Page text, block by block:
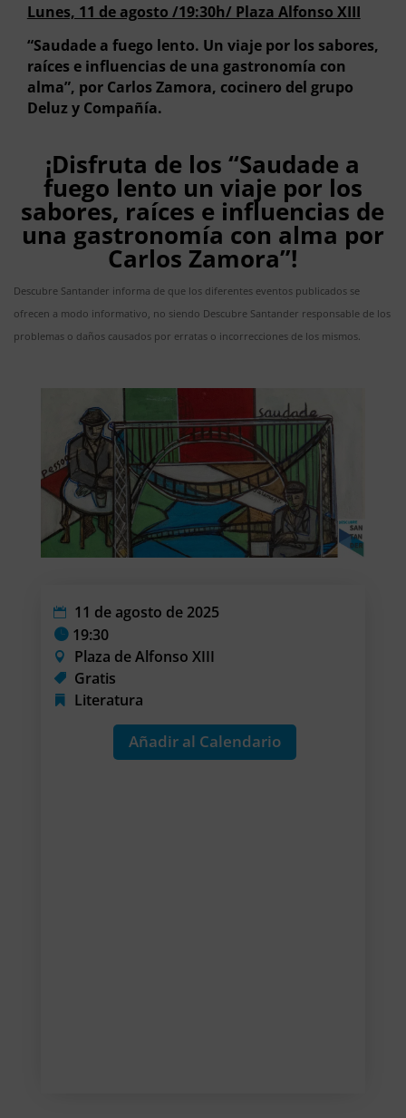
Lunes, 11 de agosto /19:30h/ Plaza Alfonso XIII
“Saudade a fuego lento. Un viaje por los sabores,
raíces e influencias de una gastronomía con
alma”, por Carlos Zamora, cocinero del grupo
Deluz y Compañía.
¡Disfruta de los “Saudade a
fuego lento un viaje por los
sabores, raíces e influencias de
una gastronomía con alma por
Carlos Zamora”!
Descubre Santander informa de que los diferentes eventos publicados se
ofrecen a modo informativo, no siendo Descubre Santander responsable de los
problemas o daños causados por erratas o incorrecciones de los mismos.
11 de agosto de 2025
19:30
Plaza de Alfonso XIII
Gratis
Literatura
Añadir al Calendario